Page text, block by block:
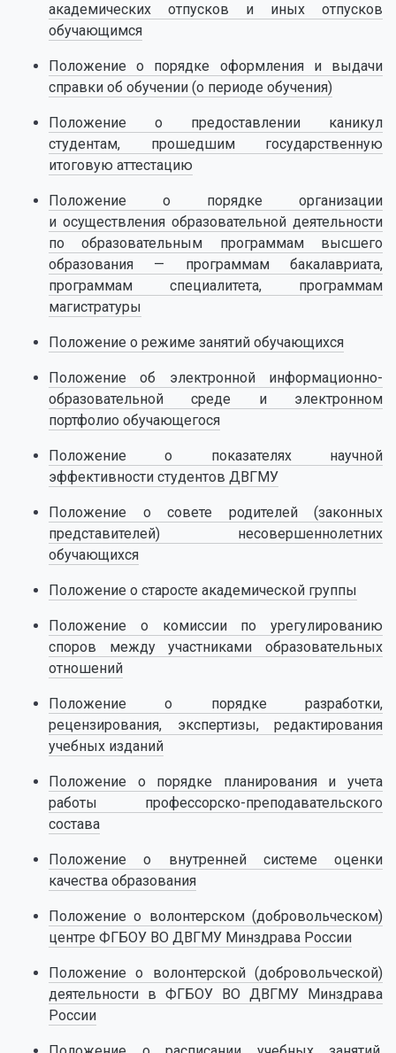
академических отпусков и иных отпусков
обучающимся
Положение о порядке оформления и выдачи
справки об обучении (о периоде обучения)
Положение о предоставлении каникул
студентам, прошедшим государственную
итоговую аттестацию
Положение о порядке организации
и осуществления образовательной деятельности
по образовательным программам высшего
образования — программам бакалавриата,
программам специалитета, программам
магистратуры
Положение о режиме занятий обучающихся
Положение об электронной информационно-
образовательной среде и электронном
портфолио обучающегося
Положение о показателях научной
эффективности студентов ДВГМУ
Положение о совете родителей (законных
представителей) несовершеннолетних
обучающихся
Положение о старосте академической группы
Положение о комиссии по урегулированию
споров между участниками образовательных
отношений
Положение о порядке разработки,
рецензирования, экспертизы, редактирования
учебных изданий
Положение о порядке планирования и учета
работы профессорско-преподавательского
состава
Положение о внутренней системе оценки
качества образования
Положение о волонтерском (добровольческом)
центре ФГБОУ ВО ДВГМУ Минздрава России
Положение о волонтерской (добровольческой)
деятельности в ФГБОУ ВО ДВГМУ Минздрава
России